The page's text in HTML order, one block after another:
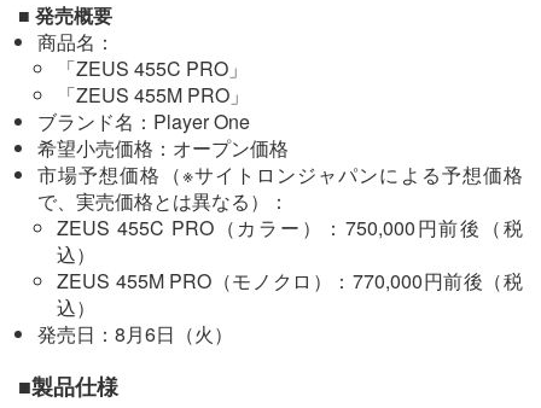
■ 発売概要
商品名：
「ZEUS 455C PRO」
「ZEUS 455M PRO」
ブランド名：Player One
希望小売価格：オープン価格
市場予想価格（※サイトロンジャパンによる予想価格
で、実売価格とは異なる）：
ZEUS 455C PRO（カラー）：750,000円前後（税
込）
ZEUS 455M PRO（モノクロ）：770,000円前後（税
込）
発売日：8月6日（火）
■製品仕様